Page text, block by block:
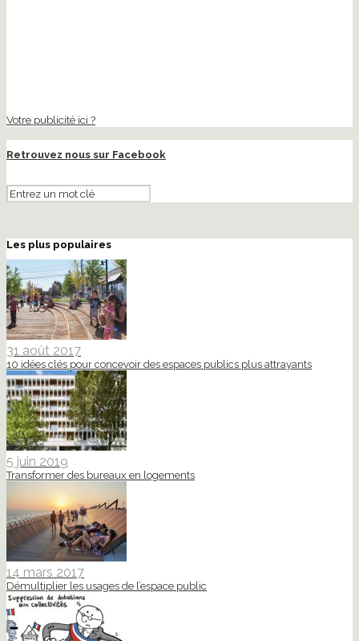
Votre publicité ici ?
Retrouvez nous sur Facebook
Les plus populaires
31 août 2017
10 idées clés pour concevoir des espaces publics plus attrayants
5 juin 2019
Transformer des bureaux en logements
14 mars 2017
Démultiplier les usages de l’espace public